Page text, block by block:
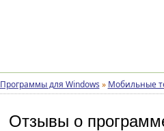
Программы для Windows » Мобильные
Отзывы о